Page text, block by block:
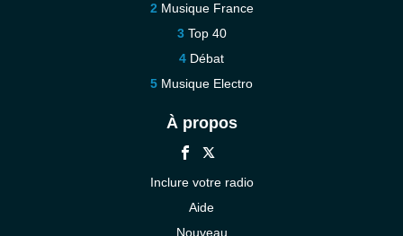
Musique France
Top 40
Débat
Musique Electro
À propos
Inclure votre radio
Aide
Nouveau